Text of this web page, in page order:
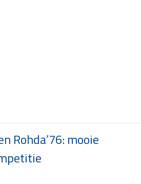
Rohda’76: mooie